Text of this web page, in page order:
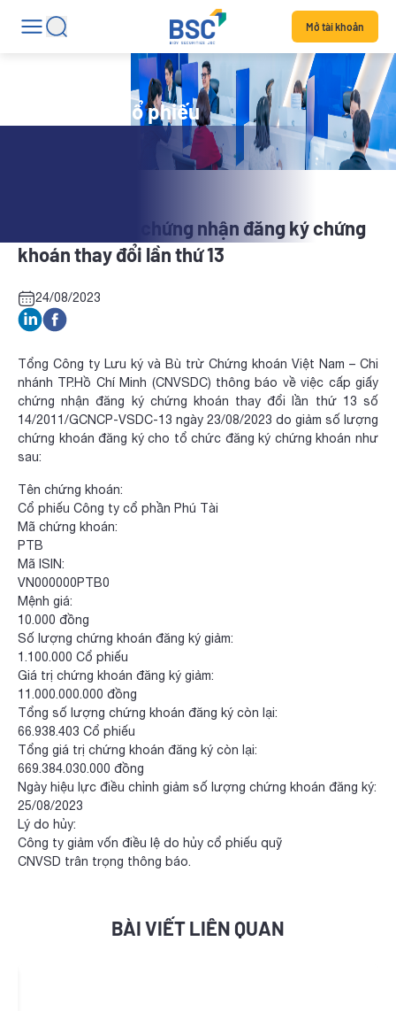
Mở tài khoản
Tin tức mã cổ phiếu
PTB: Cấp giấy chứng nhận đăng ký chứng
khoán thay đổi lần thứ 13
24/08/2023
Tổng Công ty Lưu ký và Bù trừ Chứng khoán Việt Nam – Chi
nhánh TP.Hồ Chí Minh (CNVSDC) thông báo về việc cấp giấy
chứng nhận đăng ký chứng khoán thay đổi lần thứ 13 số
14/2011/GCNCP-VSDC-13 ngày 23/08/2023 do giảm số lượng
chứng khoán đăng ký cho tổ chức đăng ký chứng khoán như
sau:
Tên chứng khoán:
Cổ phiếu Công ty cổ phần Phú Tài
Mã chứng khoán:
PTB
Mã ISIN:
VN000000PTB0
Mệnh giá:
10.000 đồng
Số lượng chứng khoán đăng ký giảm:
1.100.000 Cổ phiếu
Giá trị chứng khoán đăng ký giảm:
11.000.000.000 đồng
Tổng số lượng chứng khoán đăng ký còn lại:
66.938.403 Cổ phiếu
Tổng giá trị chứng khoán đăng ký còn lại:
669.384.030.000 đồng
Ngày hiệu lực điều chỉnh giảm số lượng chứng khoán đăng ký:
25/08/2023
Lý do hủy:
Công ty giảm vốn điều lệ do hủy cổ phiếu quỹ
CNVSD trân trọng thông báo.
BÀI VIẾT LIÊN QUAN